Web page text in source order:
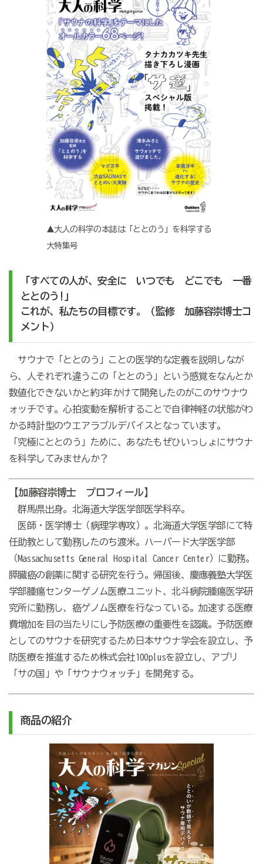
▲大人の科学の本誌は「ととのう」を科学する
大特集号
「すべての人が、安全に いつでも どこでも 一番
ととのう!」
これが、私たちの目標です。（監修 加藤容崇博士コ
メント）
サウナで「ととのう」ことの医学的な定義を説明しなが
ら、人それぞれ違うこの「ととのう」という感覚をなんとか
数値化できないかと約3年かけて開発したのがこのサウナウ
ォッチです。心拍変動を解析することで自律神経の状態がわ
かる時計型のウエアラブルデバイスとなっています。
「究極にととのう」ために、あなたもぜひいっしょにサウナ
を科学してみませんか？
【加藤容崇博士 プロフィール】
群馬県出身。北海道大学医学部医学科卒。
医師・医学博士（病理学専攻）。北海道大学医学部にて特
任助教として勤務したのち渡米。ハーバード大学医学部
（Massachusetts General Hospital Cancer Center）に勤務。
膵臓癌の創薬に関する研究を行う。帰国後、慶應義塾大学医
学部腫瘍センターゲノム医療ユニット、北斗病院腫瘍医学研
究所に勤務し、癌ゲノム医療を行なっている。加速する医療
費増加を目の当たりにし予防医療の重要性を認識。予防医療
としてのサウナを研究するため日本サウナ学会を設立し、予
防医療を推進するため株式会社100plusを設立し、アプリ
「サの国」や「サウナウォッチ」を開発する。
商品の紹介